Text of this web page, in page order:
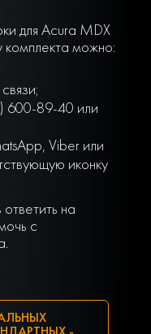
для Acura MDX
можно:
600-89-40 или
Viber или
иконку
на
с